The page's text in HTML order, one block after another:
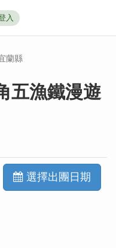
入
蘭縣
五漁鐵漫遊
選擇出團日期